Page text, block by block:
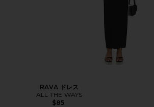
RAVA ドレス
ALL THE WAYS
$85